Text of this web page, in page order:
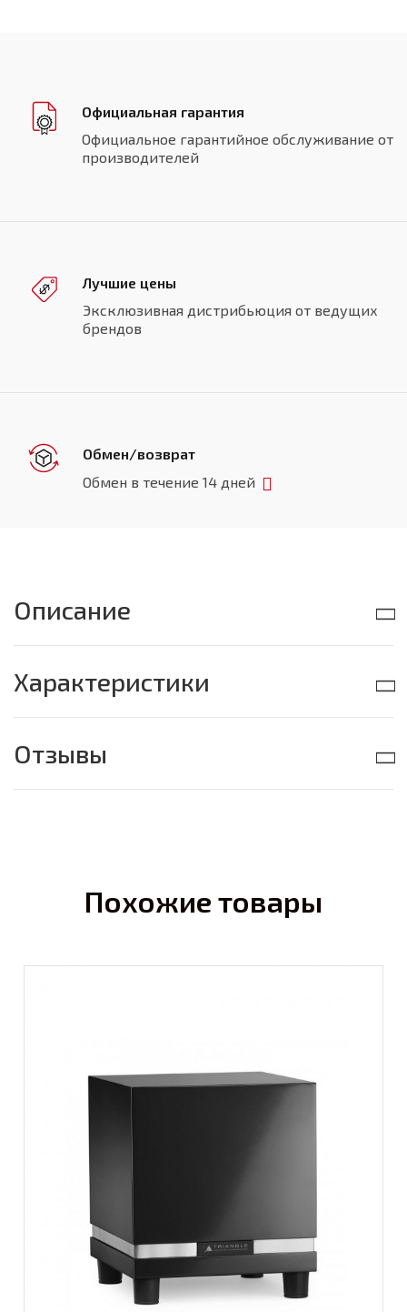
Официальная гарантия
Официальное гарантийное обслуживание от
производителей
Лучшие цены
Эксклюзивная дистрибьюция от ведущих
брендов
Обмен/возврат
Обмен в течение 14 дней
Описание
Характеристики
Отзывы
Похожие товары